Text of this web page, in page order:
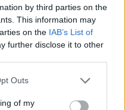
by third parties on the
This information may
on the IAB’s List of
further disclose it to other
one or more Google
You may click to
Outs
of my